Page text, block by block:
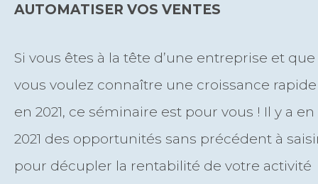
AUTOMATISER VOS VENTES
Si vous êtes à la tête d’une entreprise et que
vous voulez connaître une croissance rapide
en 2021, ce séminaire est pour vous ! Il y a en
2021 des opportunités sans précédent à
pour décupler la rentabilité de votre activité